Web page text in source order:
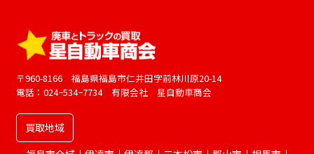
ー
〒960-8166 福島県福島市仁井田字前林川原20-14
電話：024−534−7734 有限会社 星自動車商会
買取地域